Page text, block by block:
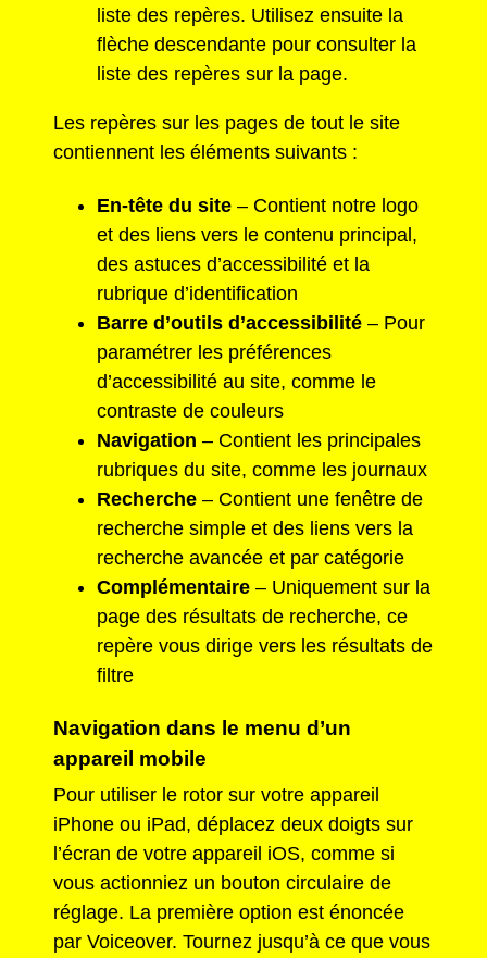
liste des repères. Utilisez ensuite la
flèche descendante pour consulter la
liste des repères sur la page.
Les repères sur les pages de tout le site
contiennent les éléments suivants :
En-tête du site– Contient notre logo
et des liens vers le contenu principal,
des astuces d’accessibilité et la
rubrique d’identification
Barre d’outils d’accessibilité– Pour
paramétrer les préférences
d’accessibilité au site, comme le
contraste de couleurs
Navigation – Contient les principales
rubriques du site, comme les journaux
Recherche – Contient une fenêtre de
recherche simple et des liens vers la
recherche avancée et par catégorie
Complémentaire– Uniquement sur la
page des résultats de recherche, ce
repère vous dirige vers les résultats de
filtre
Navigation dans le menu d’un
appareil mobile
Pour utiliser le rotor sur votre appareil
iPhone ou iPad, déplacez deux doigts sur
l’écran de votre appareil iOS, comme si
vous actionniez un bouton circulaire de
réglage. La première option est énoncée
par Voiceover. Tournez jusqu’à ce que vous